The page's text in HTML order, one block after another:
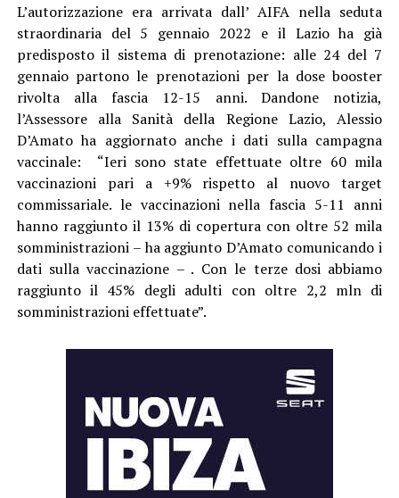
L’autorizzazione era arrivata dall’ AIFA nella seduta
straordinaria del 5 gennaio 2022 e il Lazio ha già
predisposto il sistema di prenotazione: alle 24 del 7
gennaio partono le prenotazioni per la dose booster
rivolta alla fascia 12-15 anni. Dandone notizia,
l’Assessore alla Sanità della Regione Lazio, Alessio
D’Amato ha aggiornato anche i dati sulla campagna
vaccinale: “Ieri sono state effettuate oltre 60 mila
vaccinazioni pari a +9% rispetto al nuovo target
commissariale. le vaccinazioni nella fascia 5-11 anni
hanno raggiunto il 13% di copertura con oltre 52 mila
somministrazioni – ha aggiunto D’Amato comunicando i
dati sulla vaccinazione – . Con le terze dosi abbiamo
raggiunto il 45% degli adulti con oltre 2,2 mln di
somministrazioni effettuate”.